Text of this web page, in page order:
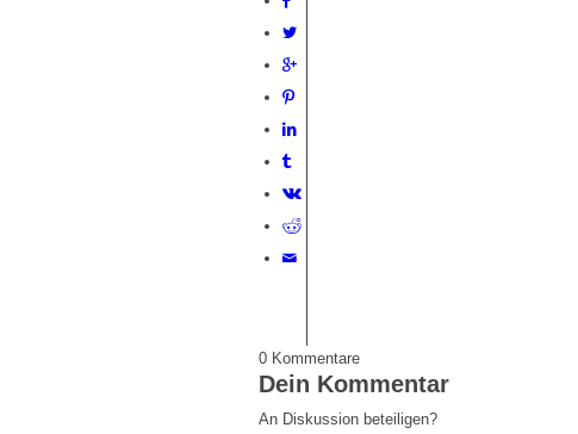
0 Kommentare
Dein Kommentar
An Diskussion beteiligen?